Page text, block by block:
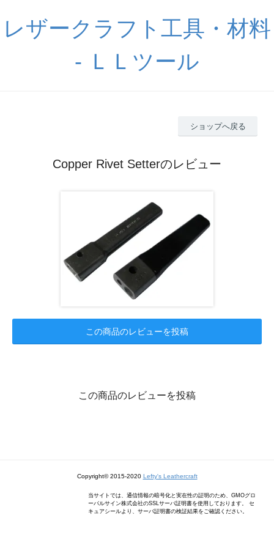
レザークラフト工具・材料
- ＬＬツール
ショップへ戻る
Copper Rivet Setterのレビュー
この商品のレビューを投稿
この商品のレビューを投稿
Copyright© 2015-2020 Lefty's Leathercraft
当サイトでは、通信情報の暗号化と実在性の証明のため、GMOグロ
ーバルサイン株式会社のSSLサーバ証明書を使用しております。 セ
キュアシールより、サーバ証明書の検証結果をご確認ください。